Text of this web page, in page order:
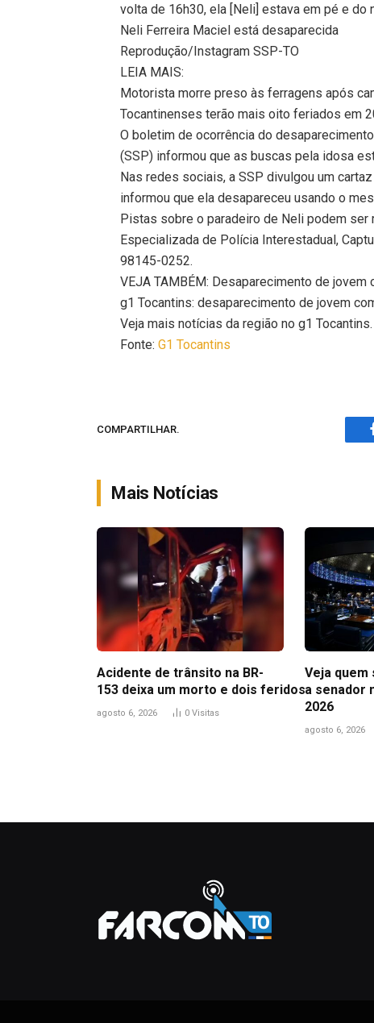
volta de 16h30, ela [Neli] estava em pé e do
Neli Ferreira Maciel está desaparecida
Reprodução/Instagram SSP-TO
LEIA MAIS:
Motorista morre preso às ferragens após
Tocantinenses terão mais oito feriados em
O boletim de ocorrência do
(SSP) informou que as buscas pela idosa
Nas redes sociais, a SSP divulgou um
informou que ela desapareceu usando o
Pistas sobre o paradeiro de Neli podem
Especializada de Polícia Interestadual,
98145-0252.
VEJA TAMBÉM: Desaparecimento de
g1 Tocantins: desaparecimento de jovem
Veja mais notícias da região no g1 Tocantins.
Fonte:G1 Tocantins
COMPARTILHAR.
Mais Notícias
Acidente de trânsito na BR-
153 deixa um morto e dois feridos
agosto 6, 2026 0 Visitas
Veja quem
a senador
2026
agosto 6, 2026